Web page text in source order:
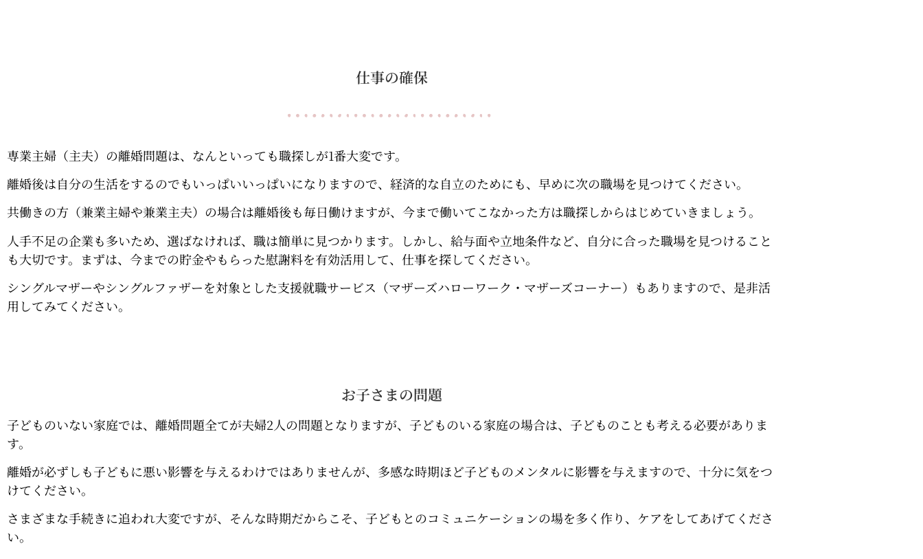
仕事の確保
専業主婦（主夫）の離婚問題は、なんといっても職探しが1番大変です。
離婚後は自分の生活をするのでもいっぱいいっぱいになりますので、経済的な自立のためにも、早めに次の職場を見つけてください。
共働きの方（兼業主婦や兼業主夫）の場合は離婚後も毎日働けますが、今まで働いてこなかった方は職探しからはじめていきましょう。
人手不足の企業も多いため、選ばなければ、職は簡単に見つかります。しかし、給与面や立地条件など、自分に合った職場を見つけること
も大切です。まずは、今までの貯金やもらった慰謝料を有効活用して、仕事を探してください。
シングルマザーやシングルファザーを対象とした支援就職サービス（マザーズハローワーク・マザーズコーナー）もありますので、是非活
用してみてください。
お子さまの問題
子どものいない家庭では、離婚問題全てが夫婦2人の問題となりますが、子どものいる家庭の場合は、子どものことも考える必要がありま
す。
離婚が必ずしも子どもに悪い影響を与えるわけではありませんが、多感な時期ほど子どものメンタルに影響を与えますので、十分に気をつ
けてください。
さまざまな手続きに追われ大変ですが、そんな時期だからこそ、子どもとのコミュニケーションの場を多く作り、ケアをしてあげてくださ
い。